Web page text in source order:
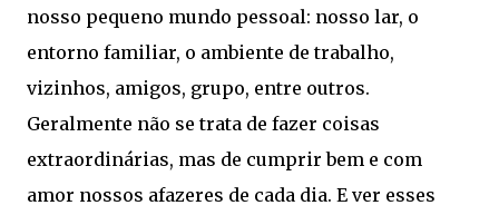
nosso pequeno mundo pessoal: nosso lar, o
entorno familiar, o ambiente de trabalho,
vizinhos, amigos, grupo, entre outros.
Geralmente não se trata de fazer coisas
extraordinárias, mas de cumprir bem e com
amor nossos afazeres de cada dia. E ver esses